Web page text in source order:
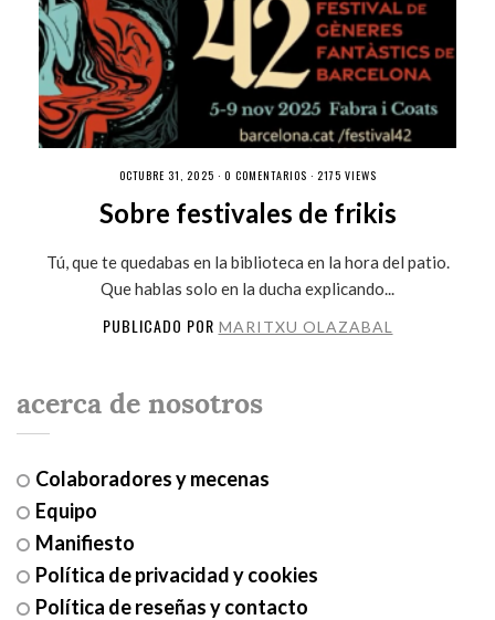
OCTUBRE 31, 2025 · 0 COMENTARIOS · 2175 VIEWS
Sobre festivales de frikis
Tú, que te quedabas en la biblioteca en la hora del patio.
Que hablas solo en la ducha explicando...
PUBLICADO POR MARITXU OLAZABAL
acerca de nosotros
Colaboradores y mecenas
Equipo
Manifiesto
Política de privacidad y cookies
Política de reseñas y contacto